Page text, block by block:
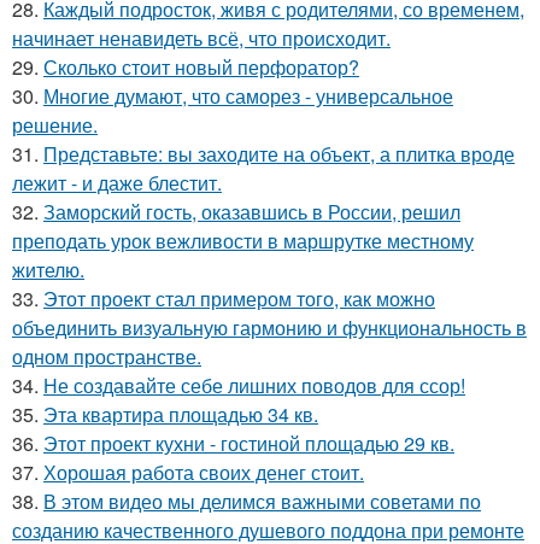
28. Каждый подросток, живя с родителями, со временем,
начинает ненавидеть всё, что происходит.
29. Сколько стоит новый перфоратор?
30. Многие думают, что саморез - универсальное
решение.
31. Представьте: вы заходите на объект, а плитка вроде
лежит - и даже блестит.
32. Заморский гость, оказавшись в России, решил
преподать урок вежливости в маршрутке местному
жителю.
33. Этот проект стал примером того, как можно
объединить визуальную гармонию и функциональность в
одном пространстве.
34. Не создавайте себе лишних поводов для ссор!
35. Эта квартира площадью 34 кв.
36. Этот проект кухни - гостиной площадью 29 кв.
37. Хорошая работа своих денег стоит.
38. В этом видео мы делимся важными советами по
созданию качественного душевого поддона при ремонте